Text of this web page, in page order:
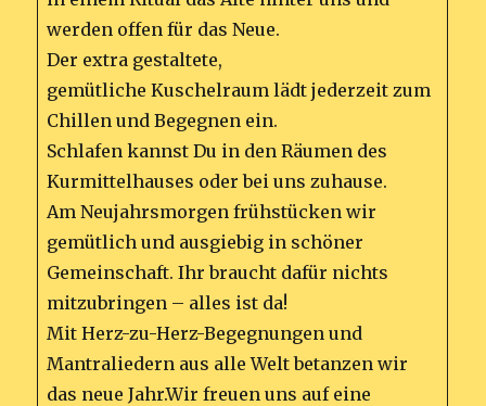
werden offen für das Neue.
Der extra gestaltete,
gemütliche Kuschelraum lädt jederzeit zum
Chillen und Begegnen ein.
Schlafen kannst Du in den Räumen des
Kurmittelhauses oder bei uns zuhause.
Am Neujahrsmorgen frühstücken wir
gemütlich und ausgiebig in schöner
Gemeinschaft. Ihr braucht dafür nichts
mitzubringen – alles ist da!
Mit Herz-zu-Herz-Begegnungen und
Mantraliedern aus alle Welt betanzen wir
das neue Jahr.Wir freuen uns auf eine